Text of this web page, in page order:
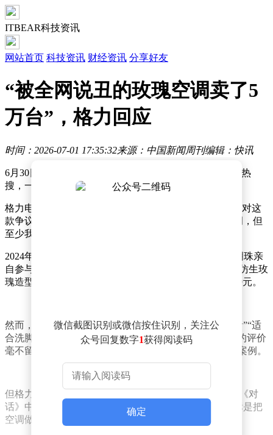
ITBEAR科技资讯
网站首页 科技资讯 财经资讯 分享好友
“被全网说丑的玫瑰空调卖了5
万台”，格力回应
时间：2026-07-01 17:35:32来源：中国新闻周刊编辑：快讯
6月30日，话题词#全网说丑的玫瑰空调卖了5万台# 冲上热
搜，一改大众固有印象。
格力电器CMO朱磊在《产品背后》节目中分享了董明珠对这
款争议产品的态度：“董总常说，你们总是嘲讽玫瑰空调，但
至少我把它做出来了呀，现在已经卖出去5万多台了。”
2024年1月，格力正式发售玫瑰空调。这款由董事长董明珠亲
自参与设计的产品，拥有玫瑰金机身和顶部巨大的立体仿生玫
瑰造型，官方定位是“家里的艺术品”，最高售价达32999元。
然而，市场第一反应是铺天盖地的嘲讽。“又丑又土又贵”“适
合洗脚屋和按摩店”“3万块不如买三台普通空调”，网友的评价
毫不留情。产品迅速登上热搜，成为“审美翻车”的典型案例。
但格力没有选择沉默或下架。董明珠在随后的央视财经《对
话》中回应：“很多人吐槽说董明珠好土……但我的目标是把
空调做成艺术品，要不断创新。”
微信截图识别或微信按住识别，关注公
众号回复数字1获得阅读码
确定